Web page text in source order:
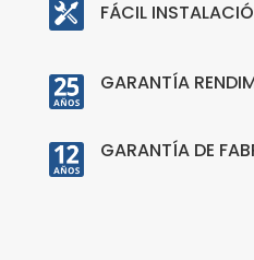
FÁCIL
GARANTÍA
GARANTÍA DE